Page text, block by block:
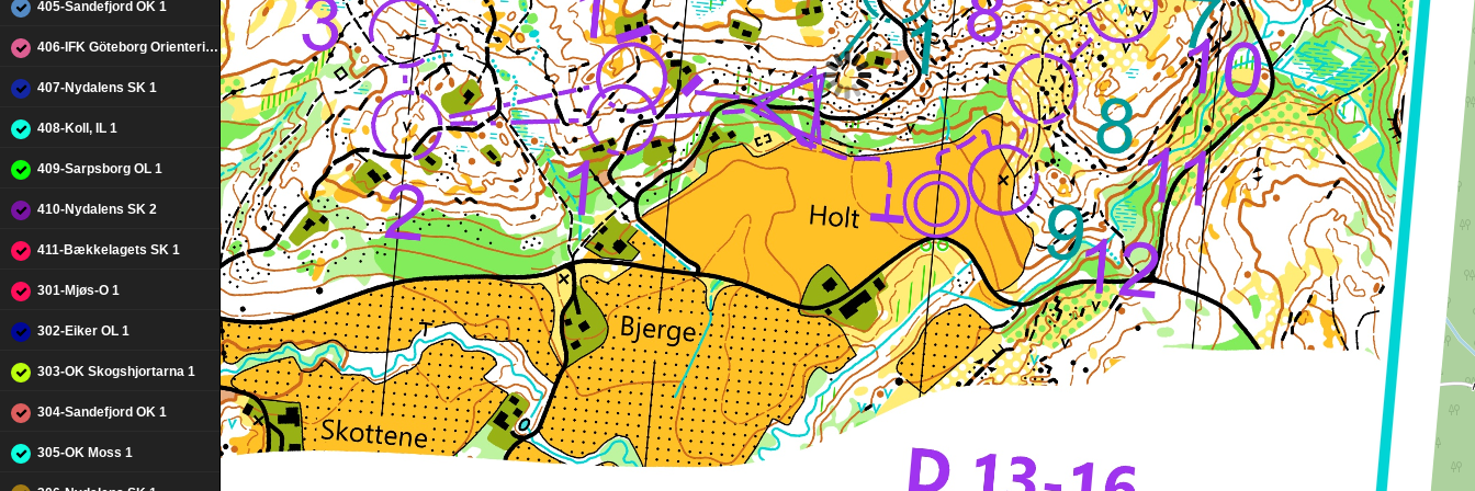
405-Sandefjord OK 1
406-IFK Göteborg Orientering 1
407-Nydalens SK 1
408-Koll, IL 1
409-Sarpsborg OL 1
410-Nydalens SK 2
411-Bækkelagets SK 1
301-Mjøs-O 1
302-Eiker OL 1
303-OK Skogshjortarna 1
304-Sandefjord OK 1
305-OK Moss 1